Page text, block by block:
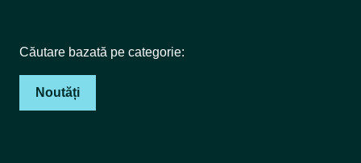
Căutare bazată pe categorie:
Noutăți